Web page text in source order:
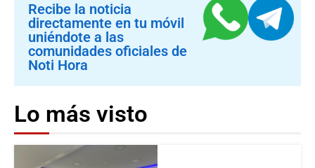
Recibe la noticia
directamente en tu móvil
uniéndote a las
comunidades oficiales de
Noti Hora
Lo más visto